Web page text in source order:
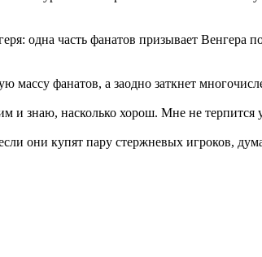
одна часть фанатов призывает Венгера
массу фанатов, а заодно заткнет
и знаю, насколько хорош. Мне не терпится
они купят пару стержневых игроков,